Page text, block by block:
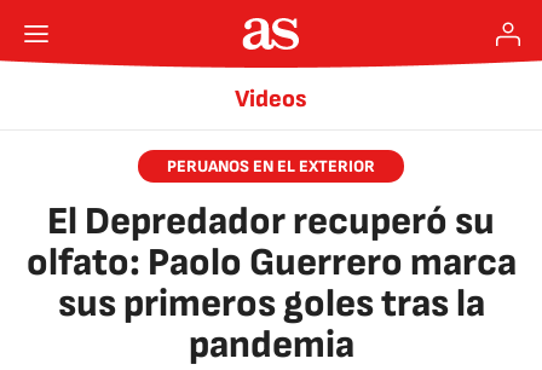
Videos
PERUANOS EN EL EXTERIOR
El Depredador recuperó su
olfato: Paolo Guerrero marca
sus primeros goles tras la
pandemia